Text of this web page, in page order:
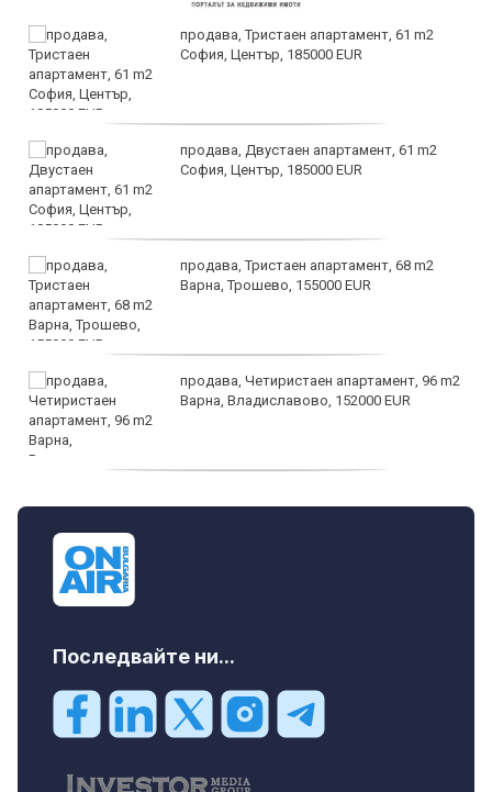
продава, Тристаен апартамент, 61 m2
София, Център, 185000 EUR
продава, Двустаен апартамент, 61 m2
София, Център, 185000 EUR
продава, Тристаен апартамент, 68 m2
Варна, Трошево, 155000 EUR
продава, Четиристаен апартамент, 96 m2
Варна, Владиславово, 152000 EUR
Последвайте ни...